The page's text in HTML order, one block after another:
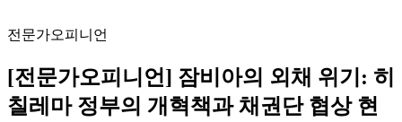
전문가오피니언
[전문가오피니언] 잠비아의 외채 위기: 히
칠레마 정부의 개혁책과 채권단 협상 현